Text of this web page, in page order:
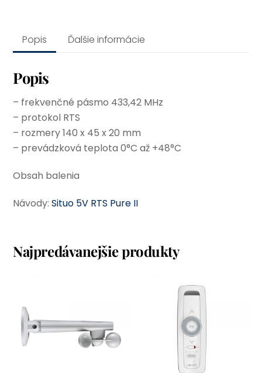
Popis Ďalšie informácie
Popis
– frekvenčné pásmo 433,42 MHz
– protokol RTS
– rozmery 140 x 45 x 20 mm
– prevádzková teplota 0°C až +48°C
Obsah balenia
Návody:Situo 5V RTS Pure II
Najpredávanejšie produkty